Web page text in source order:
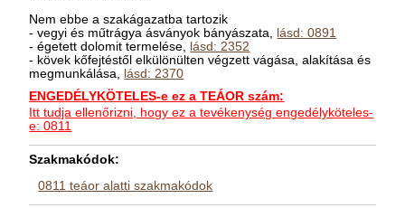
Nem ebbe a szakágazatba tartozik
- vegyi és műtrágya ásványok bányászata, lásd: 0891
- égetett dolomit termelése, lásd: 2352
- kövek kőfejtéstől elkülönülten végzett vágása, alakítása és
megmunkálása, lásd: 2370
ENGEDÉLYKÖTELES-e ez a TEÁOR szám:
Itt tudja ellenőrizni, hogy ez a tevékenység engedélyköteles-
e: 0811
Szakmakódok:
0811 teáor alatti szakmakódok